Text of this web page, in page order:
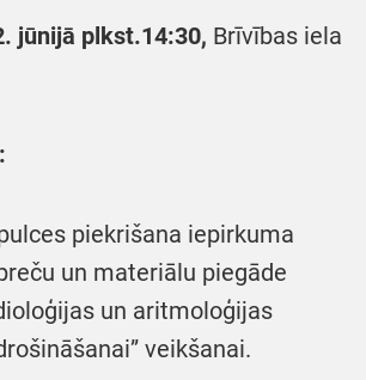
jūnijā plkst.14:30, Brīvības iela
piekrišana iepirkuma
un materiālu piegāde
un aritmoloģijas
veikšanai.